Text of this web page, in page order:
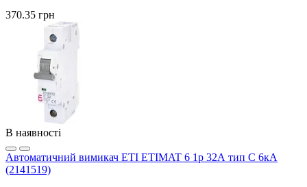
370.35 грн
В наявності
Автоматичний вимикач ETI ETIMAT 6 1p 32А тип C 6кА
(2141519)